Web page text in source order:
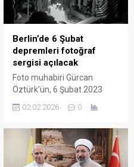
Berlin’de 6 Şubat
depremleri fotoğraf
sergisi açılacak
Foto muhabiri Gürcan
Öztürk’ün, 6 Şubat 2023
belgelediği “Depremin
sergisi Berlin’de
sanatseverlerle buluşuyor.
Sergi, 6 Şubat – 25 Nisan
02.02.2026 0